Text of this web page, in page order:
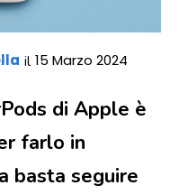
il 15 Marzo 2024
di Apple è
farlo in
basta seguire